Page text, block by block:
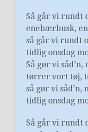
Så går vi rundt
enebærbusk,
så går vi rundt
tidlig onsdag
Så gør vi
tørrer vort tøj,
så gør vi
tidlig onsdag
Så går vi rundt